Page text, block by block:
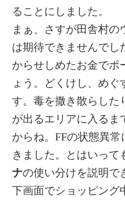
ることにしました。
まぁ、さすが田舎村の
は期待できませんでし
からせしめたお金でポ
ょう。どくけし、め
す。毒を撒き散らした
が出るエリアに入るま
からね。FFの状態異
きました。とはいって
ナの使い分けを説明で
下画面でショッピング